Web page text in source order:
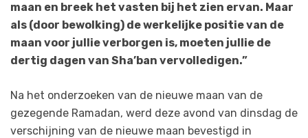
maan en breek het vasten bij het zien ervan. Maar
als (door bewolking) de werkelijke positie van de
maan voor jullie verborgen is, moeten jullie de
dertig dagen van Sha’ban vervolledigen.”
Na het onderzoeken van de nieuwe maan van de
gezegende Ramadan, werd deze avond van dinsdag de
verschijning van de nieuwe maan bevestigd in